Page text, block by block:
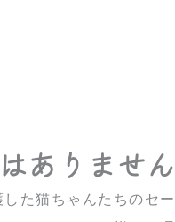
ありません
た猫ちゃんたちのセー